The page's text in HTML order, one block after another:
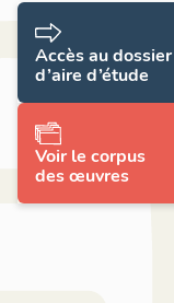
Accès au dossier
d’aire d’étude
Voir le corpus
des œuvres